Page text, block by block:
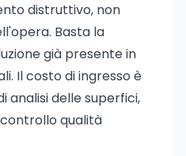
distruttivo, non
Basta la
già presente in
Il costo di ingresso è
analisi delle superfici,
qualità